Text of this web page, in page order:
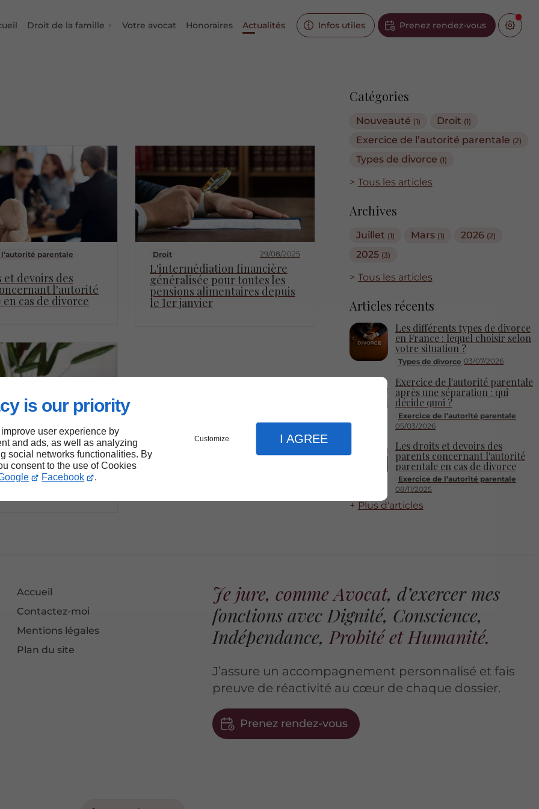
is our priority
user experience by
and ads, as well as analyzing
social networks functionalities. By
consent to the use of Cookies
Facebook .
Customize I AGREE
Droit de la famille
Exercice de l’autorité parentale
Garde des enfants
Visites et hébergement
Pension alimentaire
Votre avocat Honoraires Actualités Infos utiles Prenez rendez-vous
Catégories
Nouveauté (1) Droit (1)
Exercice de l’autorité parentale (2)
Types de divorce (1)
Tous les articles
Archives
Juillet (1) Mars (1) 2026 (2)
2025 (3)
Tous les articles
Articles récents
Types de divorce 03/07/2026
Les différents types de divorce
en France : lequel choisir selon
votre situation ?
Exercice de l’autorité parentale
05/03/2026
Exercice de l'autorité parentale
après une séparation : qui
décide quoi ?
Exercice de l’autorité parentale
08/11/2025
Les droits et devoirs des
parents concernant l'autorité
parentale en cas de divorce
Plus d'articles
parentale
et devoirs des
l'autorité
cas de divorce
29/08/2025
pensés pour
vous inspirer,
Droit 29/08/2025
L'intermédiation financière
généralisée pour toutes les
pensions alimentaires depuis
le 1er janvier
Accueil
Contactez-moi
Mentions légales
Plan du site
Je jure, comme Avocat, d’exercer mes
fonctions avec Dignité, Conscience,
Indépendance,Probité et Humanité.
J’assure un accompagnement personnalisé et fais
preuve de réactivité au cœur de chaque dossier.
Prenez rendez-vous